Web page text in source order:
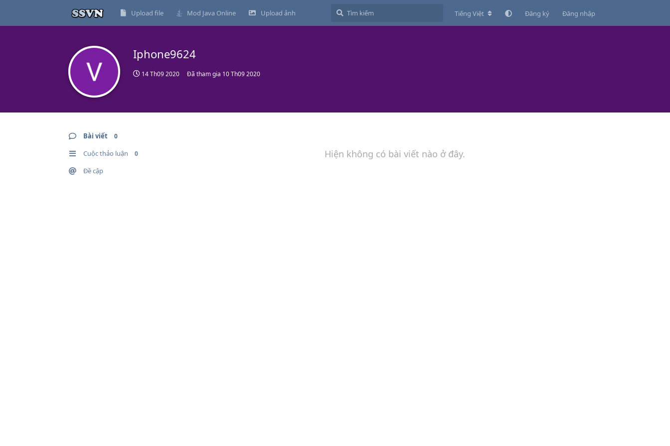
Upload file Mod Java Online Upload ảnh Tiếng Việt Đăng ký Đăng nhập
Iphone9624
14 Th09 2020 Đã tham gia 10 Th09 2020
Bài viết 0
Cuộc thảo luận 0
Đề cập
Hiện không có bài viết nào ở đây.